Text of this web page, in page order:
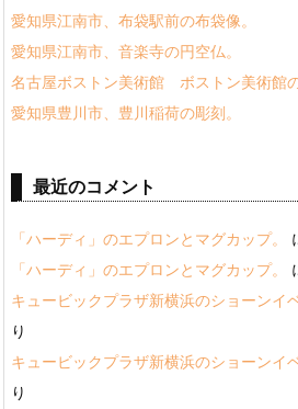
愛知県江南市、布袋駅前の布袋像。
愛知県江南市、音楽寺の円空仏。
名古屋ボストン美術館 ボストン美術館
愛知県豊川市、豊川稲荷の彫刻。
最近のコメント
「ハーディ」のエプロンとマグカップ。
「ハーディ」のエプロンとマグカップ。
キュービックプラザ新横浜のショーンイ
り
キュービックプラザ新横浜のショーンイ
り